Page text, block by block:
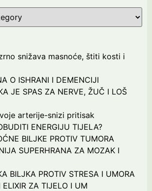
snižava masnoće, štiti kosti i
O ISHRANI I DEMENCIJI
JE SPAS ZA NERVE, ŽUČ I LOŠ
arterije-snizi pritisak
ENERGIJU TIJELA?
BILJKE PROTIV TUMORA
SUPERHRANA ZA MOZAK I
BILJKA PROTIV STRESA I UMORA
ELIXIR ZA TIJELO I UM